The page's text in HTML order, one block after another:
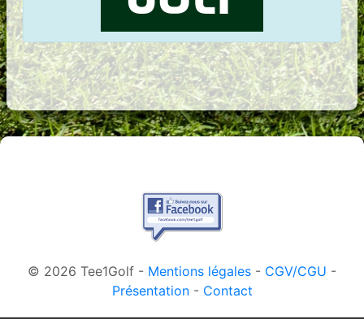
© 2026 Tee1Golf - Mentions légales - CGV/CGU -
Présentation- Contact